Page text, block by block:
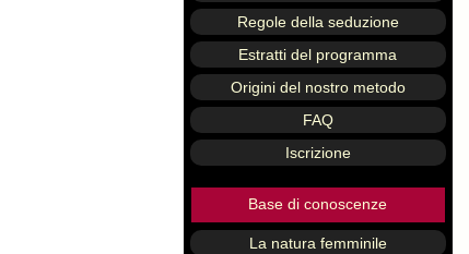
Regole della seduzione
Estratti del programma
Origini del nostro metodo
FAQ
Iscrizione
Base di conoscenze
La natura femminile